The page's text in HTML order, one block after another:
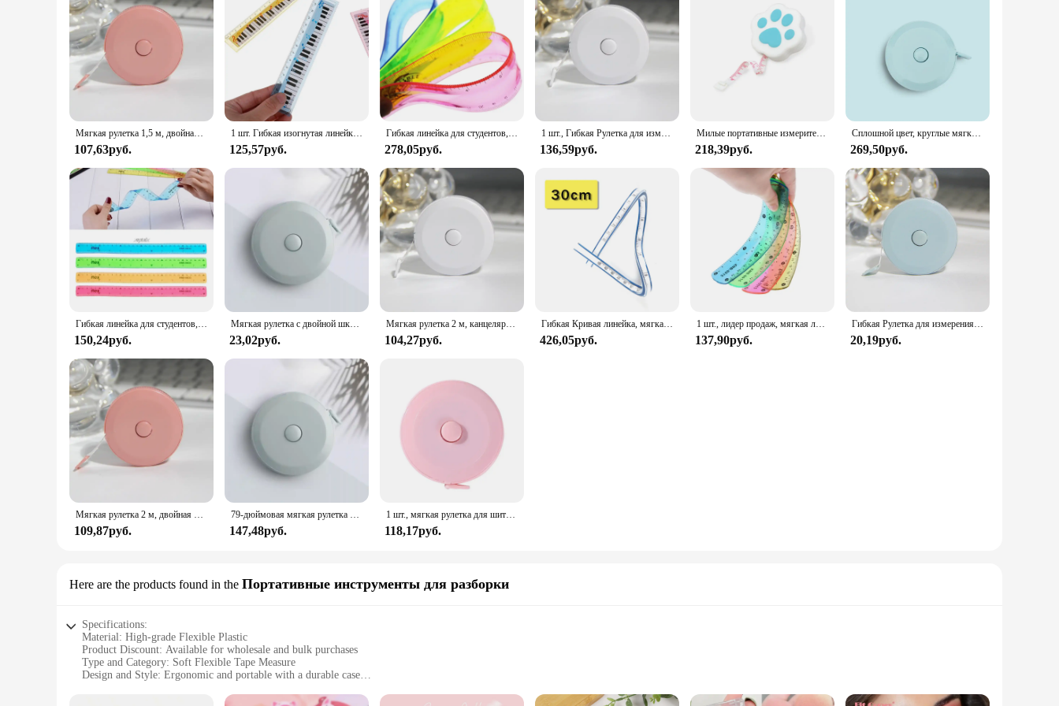
improvement projects. Its flexibility and durability make it suitable for both indoor and outdoor use, making it a valuable addition to any toolkit. Whether you're a professional vendor or a hobbyist,
this tape measure is designed to meet your needs and exceed your expectations.
Мягкая рулетка 1,5 м, двойная шкала, гибкая измерительная линейка для шитья тела, инструменты для измерения тела, портной, 60 дюймов
107,63руб.
1 шт. Гибкая изогнутая линейка чертежный измерительный инструмент мягкая пластиковая рулетка измерительная линейка 30 см
125,57руб.
Гибкая линейка для студентов, мягкая многоцветная рулетка, 15 см, 20 см, 30 см (6 дюймов, 8 дюймов, 12 дюймов), прямая, офисные и школьные принадлежности
278,05руб.
1 шт., Гибкая Рулетка для измерения веса
136,59руб.
Милые портативные измерительные инструменты в виде кошачьей лапы, маленькие милые мягкие гибкие линейки, школьные и студенческие принадлежности, подарки
218,39руб.
Сплошной цвет, круглые мягкие ленты, линейки, простые швейные инструменты для тела, гибкие измерительные инструменты, школьные принадлежности, подарки, портной, ремесло
269,50руб.
Гибкая линейка для студентов, мягкая многоцветная рулетка, 15 см, 20 см, 30 см (6 дюймов, 8 дюймов, 12 дюймов), прямая, офисные и школьные принадлежности
150,24руб.
Мягкая рулетка с двойной шкалой, гибкая измерительная линейка для шитья тела, инструменты для измерения тела, 79 дюймов, аксессуары Kawaii
23,02руб.
Мягкая рулетка 2 м, канцелярские принадлежности, двойная шкала для шитья тела, Гибкая Измерительная Линейка Для измерительных инструментов, швейное ремесло
104,27руб.
Гибкая Кривая линейка, мягкая произвольная кривая линейка, 30/40/50/60 см, инструмент для черчения чертежей из ПВХ, лента/линейка для одежды/архитектуры
426,05руб.
1 шт., лидер продаж, мягкая линейка, разноцветная Студенческая Гибкая линейка, измерительная лента, 15 см, 6-дюймовая прямая Линейка, офисные и школьные принадлежности
137,90руб.
Гибкая Рулетка для измерения талии, 1,5 м, 60 дюймов
20,19руб.
Мягкая рулетка 2 м, двойная шкала, гибкая измерительная линейка для шитья тела, инструменты для измерения тела, индивидуальная офисная линейка
109,87руб.
79-дюймовая мягкая рулетка с двойной шкалой, гибкая измерительная линейка для шитья тела, инструменты для измерения тела, кавайные линейки, аксессуары
147,48руб.
1 шт., мягкая рулетка для шитья тела, гибкая линейка для похудения, медицинское измерение тела, шитье, портной, ремесло, новинка
118,17руб.
Here are the products found in the Портативные инструменты для разборки
Specifications:
Material: High-grade Flexible Plastic
Product Discount: Available for wholesale and bulk purchases
Type and Category: Soft Flexible Tape Measure
Design and Style: Ergonomic and portable with a durable case
Performance and Property: Accurate measurements with a clear, easy-to-read scale